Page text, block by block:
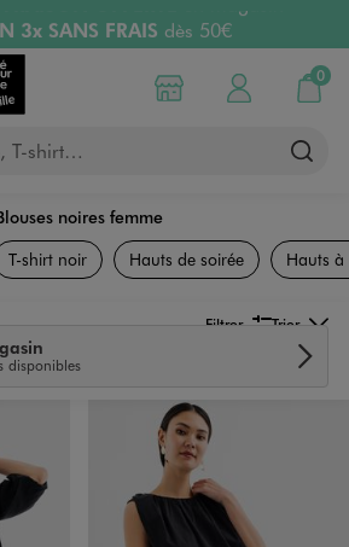
3x SANS FRAIS dès 50€
pendant 30 jours
OFFERTE
A partir de 40€
T-shirt…
Choisir mon magasin
Mon compte
0
Mon
noires femme
Vêtements
T-shirt noir Hauts de soirée Hauts à
disponibles
Filtrer Trier